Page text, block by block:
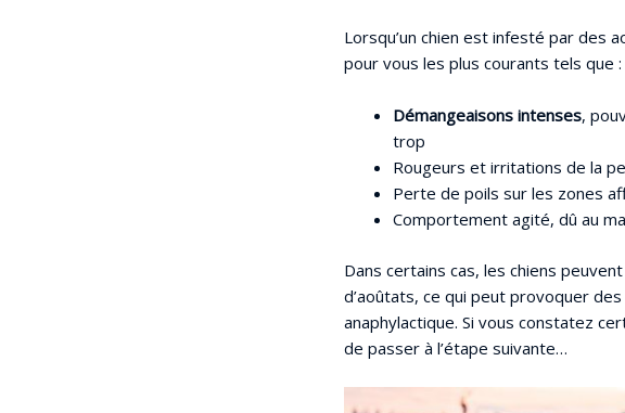
Lorsqu’un chien est infesté par des
pour vous les plus courants tels que :
Démangeaisons intenses,
trop
Rougeurs et irritations de la
Perte de poils sur les zones
Comportement agité, dû au
Dans certains cas, les chiens
d’aoûtats, ce qui peut provoquer
anaphylactique. Si vous constatez
de passer à l’étape suivante…